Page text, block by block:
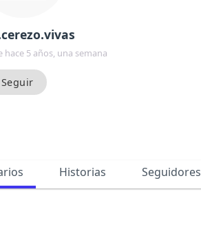
5 años, una semana
Historias Seguidores